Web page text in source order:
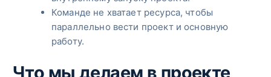
Команде не хватает ресурса, чтобы
параллельно вести проект и основную
работу.
Что мы делаем в проекте